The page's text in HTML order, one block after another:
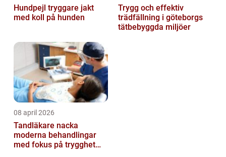
Hundpejl tryggare jakt
med koll på hunden
Trygg och effektiv
trädfällning i göteborgs
tätbebyggda miljöer
08 april 2026
Tandläkare nacka
moderna behandlingar
med fokus på trygghet